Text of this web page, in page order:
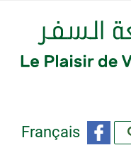
Français